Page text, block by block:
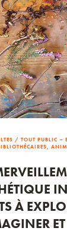
/ TOUT PUBLIC –
À
ET